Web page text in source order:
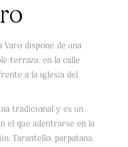
Varo dispone de una
terraza, en la calle
a la iglesia del
tradicional y es un
el que adentrarse en la
Tarantello, parpatana,